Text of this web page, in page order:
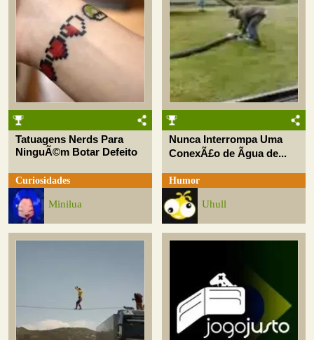
Tatuagens Nerds Para
NinguÃ©m Botar Defeito
Curiosidades
Minilua
Nunca Interrompa Uma
ConexÃ£o de Ãgua de...
Humor
Uhull